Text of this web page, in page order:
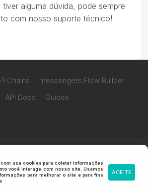
alguma dúvida, pode sempre
com nosso suporte técnico!
Chains
messengers Flow Builder
API Docs
Guides
vendas e suporte via Chatbot
api.com 2015-2022
usa cookies para coletar informações
você interage com nosso site. Usamos
para melhorar o site e para fins
ACEITE